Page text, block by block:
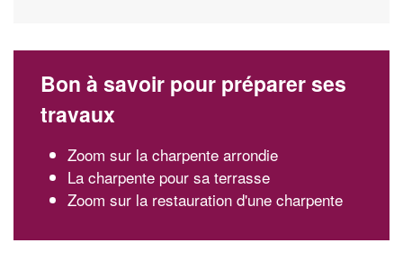
Bon à savoir pour préparer ses
travaux
Zoom sur la charpente arrondie
La charpente pour sa terrasse
Zoom sur la restauration d'une charpente